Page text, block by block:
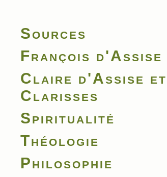
Sources
François d'Assise
Claire d'Assise et
Clarisses
Spiritualité
Théologie
Philosophie